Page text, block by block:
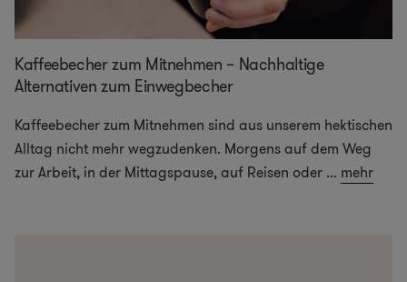
Kaffeebecher zum Mitnehmen – Nachhaltige
Alternativen zum Einwegbecher
Kaffeebecher zum Mitnehmen sind aus unserem hektischen
Alltag nicht mehr wegzudenken. Morgens auf dem Weg
zur Arbeit, in der Mittagspause, auf Reisen oder ... mehr